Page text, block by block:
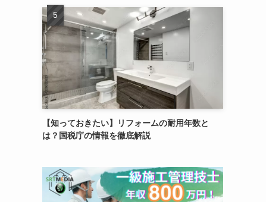
【知っておきたい】リフォームの耐用年数と
は？国税庁の情報を徹底解説